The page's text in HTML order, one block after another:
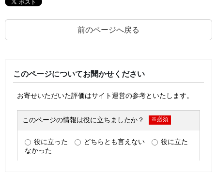
前のページへ戻る
このページについてお聞かせください